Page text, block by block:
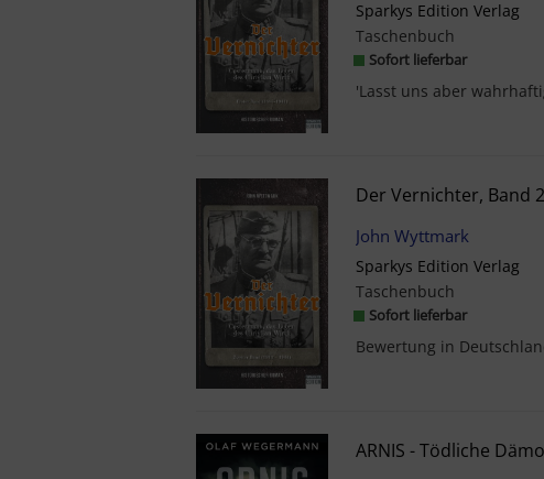
Sparkys Edition Verlag
Taschenbuch
Sofort lieferbar
Der Vernichter, Band 2
John Wyttmark
Sparkys Edition Verlag
Taschenbuch
Sofort lieferbar
ARNIS - Tödliche